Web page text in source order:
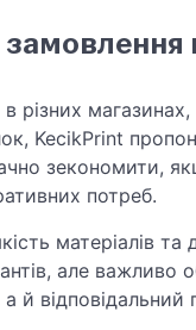
магазинах,
KecikPrint
зекономити,
потреб.
матеріалів
але важливо
відповідальний